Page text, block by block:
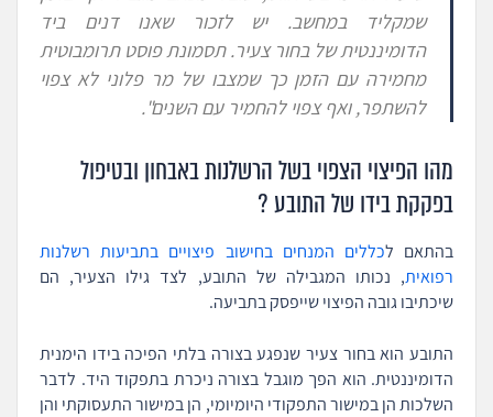
שמקליד במחשב. יש לזכור שאנו דנים ביד
הדומיננטית של בחור צעיר. תסמונת פוסט תרומבוטית
מחמירה עם הזמן כך שמצבו של מר פלוני לא צפוי
להשתפר, ואף צפוי להחמיר עם השנים".
מהו הפיצוי הצפוי בשל הרשלנות באבחון ובטיפול
בפקקת בידו של התובע ?
בהתאם לכללים המנחים בחישוב פיצויים בתביעות רשלנות
רפואית, נכותו המגבילה של התובע, לצד גילו הצעיר, הם
שיכתיבו גובה הפיצוי שייפסק בתביעה.
התובע הוא בחור צעיר שנפגע בצורה בלתי הפיכה בידו הימנית
הדומיננטית. הוא הפך מוגבל בצורה ניכרת בתפקוד היד. לדבר
השלכות הן במישור התפקודי היומיומי, הן במישור התעסוקתי והן